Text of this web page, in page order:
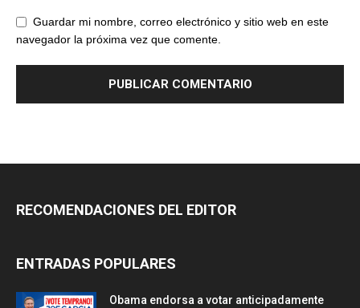
Guardar mi nombre, correo electrónico y sitio web en este
navegador la próxima vez que comente.
RECOMENDACIONES DEL EDITOR
ENTRADAS POPULARES
Obama endorsa a votar anticipadamente